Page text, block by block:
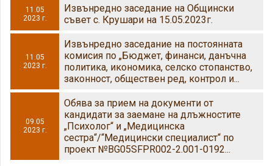
11.05
2023 г.
Извънредно заседание на Общински
съвет с. Крушари на 15.05.2023г.
11.05
2023 г.
Извънредно заседание на постоянната
комисия по „Бюджет, финанси, данъчна
политика, икономика, селско стопанство,
законност, обществен ред, контрол и...
09.05
2023 г.
Обява за прием на документи от
кандидати за заемане на длъжностите
„Психолог“ и „Медицинска
сестра“/“Медицински специалист“ по
проект №BG05SFPR002-2.001-0192...